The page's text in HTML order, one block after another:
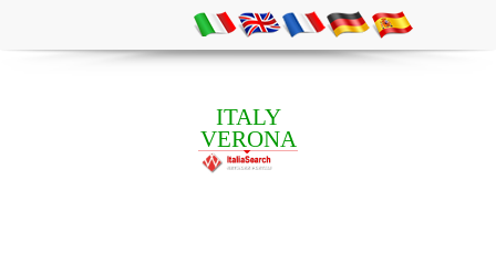
ITALY
VERONA